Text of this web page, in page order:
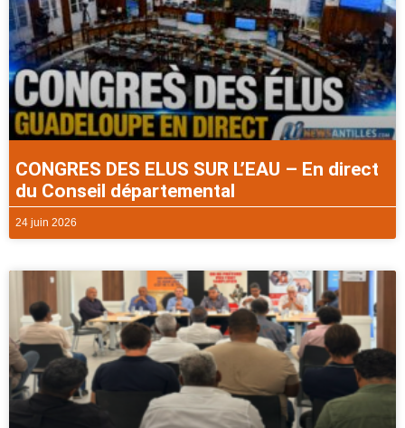
CONGRES DES ELUS SUR L’EAU – En direct
du Conseil départemental
24 juin 2026